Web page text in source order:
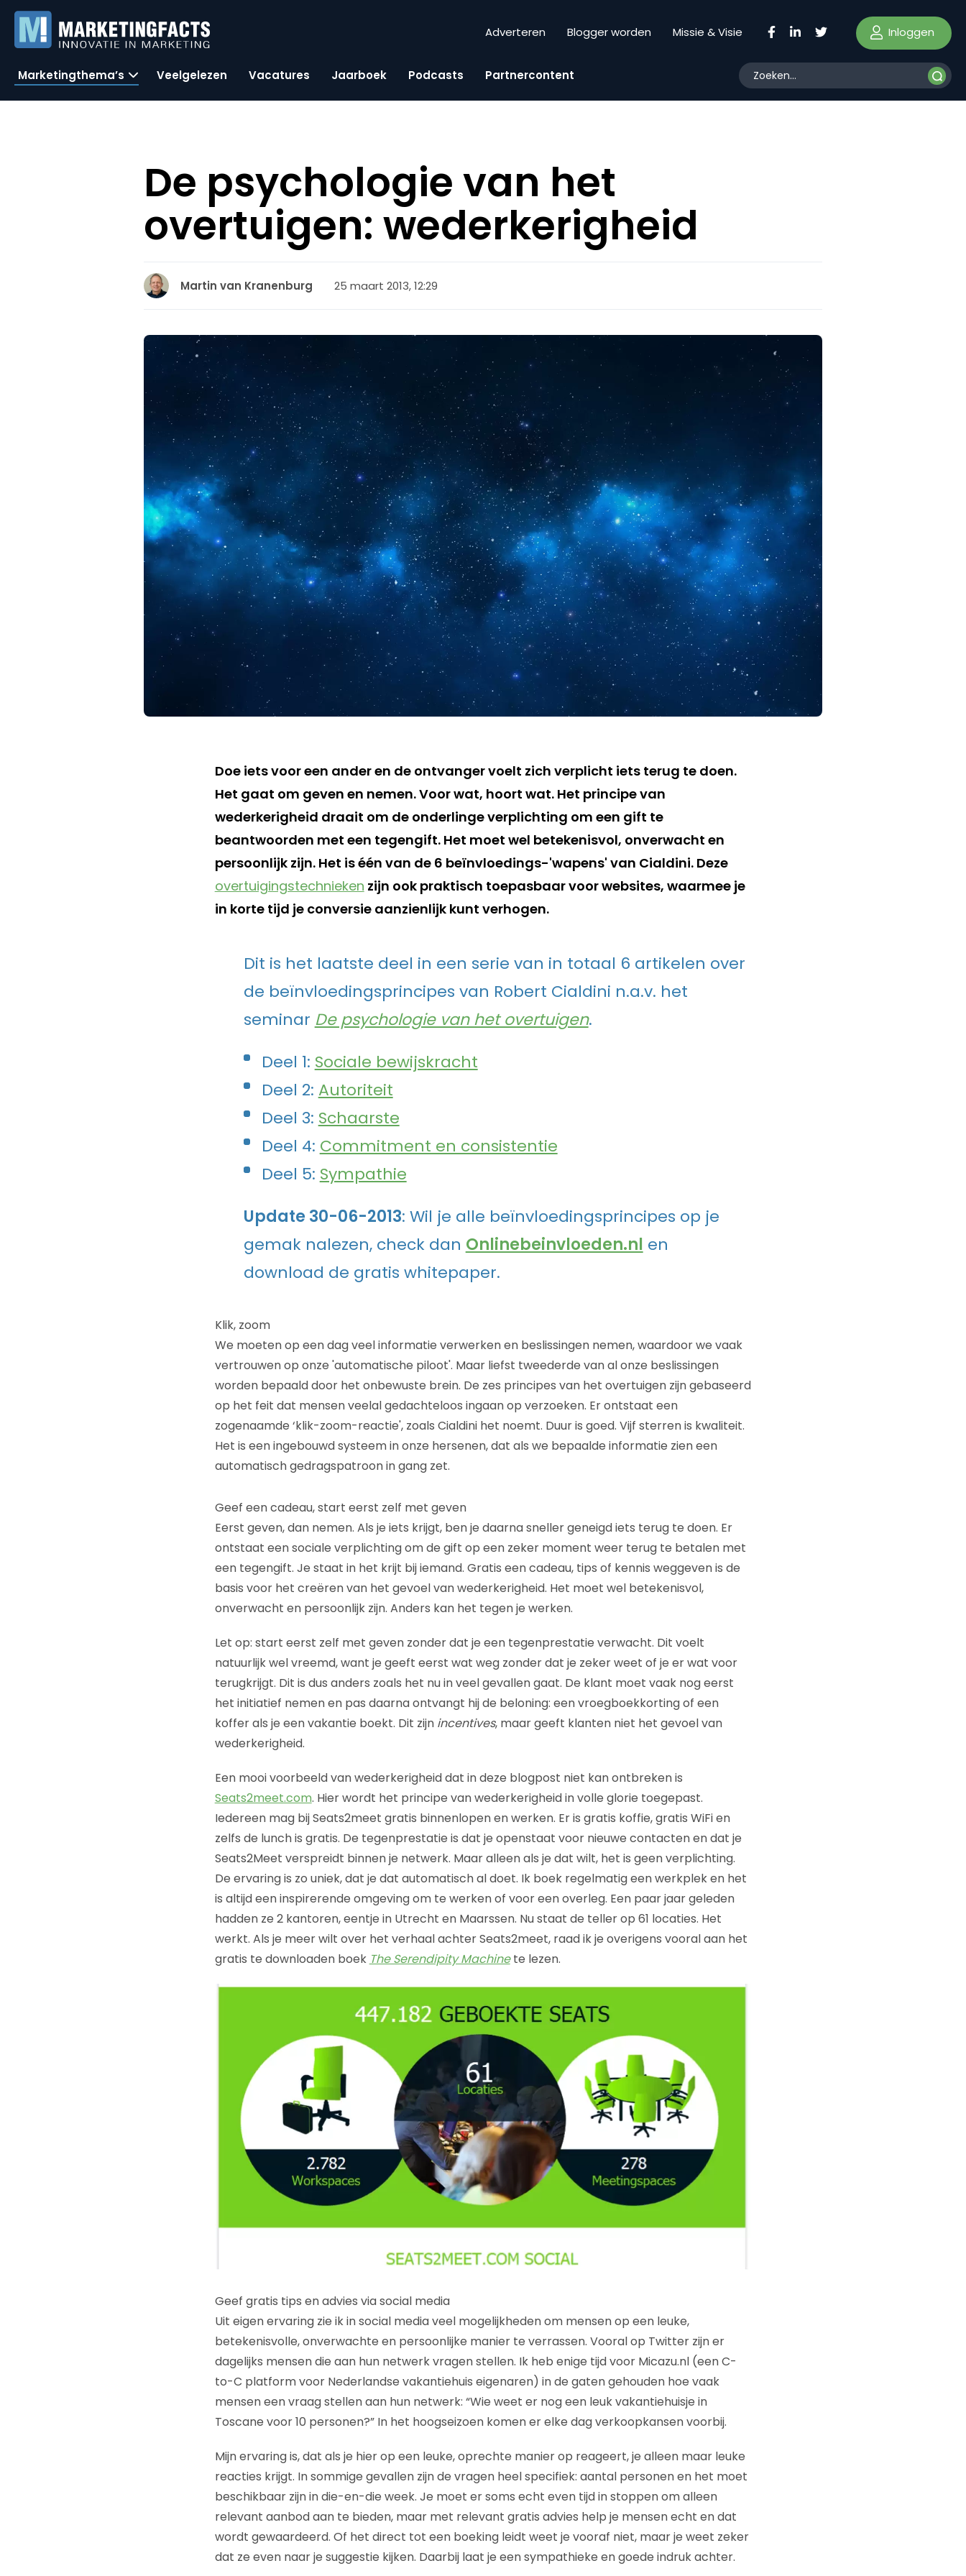
Adverteren Blogger worden Missie & Visie Inloggen
Marketingthema’s Veelgelezen Vacatures Jaarboek Podcasts Partnercontent
De psychologie van het
overtuigen: wederkerigheid
Martin van Kranenburg 25 maart 2013, 12:29
Doe iets voor een ander en de ontvanger voelt zich verplicht iets terug te doen.
Het gaat om geven en nemen. Voor wat, hoort wat. Het principe van
wederkerigheid draait om de onderlinge verplichting om een gift te
beantwoorden met een tegengift. Het moet wel betekenisvol, onverwacht en
persoonlijk zijn. Het is één van de 6 beïnvloedings-'wapens' van Cialdini. Deze
overtuigingstechnieken zijn ook praktisch toepasbaar voor websites, waarmee je
in korte tijd je conversie aanzienlijk kunt verhogen.
Dit is het laatste deel in een serie van in totaal 6 artikelen over
de beïnvloedingsprincipes van Robert Cialdini n.a.v. het
seminar De psychologie van het overtuigen.
Deel 1: Sociale bewijskracht
Deel 2: Autoriteit
Deel 3: Schaarste
Deel 4: Commitment en consistentie
Deel 5: Sympathie
Update 30-06-2013: Wil je alle beïnvloedingsprincipes op je
gemak nalezen, check dan Onlinebeinvloeden.nl en
download de gratis whitepaper.
Klik, zoom
We moeten op een dag veel informatie verwerken en beslissingen nemen, waardoor we vaak
vertrouwen op onze 'automatische piloot'. Maar liefst tweederde van al onze beslissingen
worden bepaald door het onbewuste brein. De zes principes van het overtuigen zijn gebaseerd
op het feit dat mensen veelal gedachteloos ingaan op verzoeken. Er ontstaat een
zogenaamde ‘klik-zoom-reactie', zoals Cialdini het noemt. Duur is goed. Vijf sterren is kwaliteit.
Het is een ingebouwd systeem in onze hersenen, dat als we bepaalde informatie zien een
automatisch gedragspatroon in gang zet.
Geef een cadeau, start eerst zelf met geven
Eerst geven, dan nemen. Als je iets krijgt, ben je daarna sneller geneigd iets terug te doen. Er
ontstaat een sociale verplichting om de gift op een zeker moment weer terug te betalen met
een tegengift. Je staat in het krijt bij iemand. Gratis een cadeau, tips of kennis weggeven is de
basis voor het creëren van het gevoel van wederkerigheid. Het moet wel betekenisvol,
onverwacht en persoonlijk zijn. Anders kan het tegen je werken.
Let op: start eerst zelf met geven zonder dat je een tegenprestatie verwacht. Dit voelt
natuurlijk wel vreemd, want je geeft eerst wat weg zonder dat je zeker weet of je er wat voor
terugkrijgt. Dit is dus anders zoals het nu in veel gevallen gaat. De klant moet vaak nog eerst
het initiatief nemen en pas daarna ontvangt hij de beloning: een vroegboekkorting of een
koffer als je een vakantie boekt. Dit zijn incentives, maar geeft klanten niet het gevoel van
wederkerigheid.
Een mooi voorbeeld van wederkerigheid dat in deze blogpost niet kan ontbreken is
Seats2meet.com. Hier wordt het principe van wederkerigheid in volle glorie toegepast.
Iedereen mag bij Seats2meet gratis binnenlopen en werken. Er is gratis koffie, gratis WiFi en
zelfs de lunch is gratis. De tegenprestatie is dat je openstaat voor nieuwe contacten en dat je
Seats2Meet verspreidt binnen je netwerk. Maar alleen als je dat wilt, het is geen verplichting.
De ervaring is zo uniek, dat je dat automatisch al doet. Ik boek regelmatig een werkplek en het
is altijd een inspirerende omgeving om te werken of voor een overleg. Een paar jaar geleden
hadden ze 2 kantoren, eentje in Utrecht en Maarssen. Nu staat de teller op 61 locaties. Het
werkt. Als je meer wilt over het verhaal achter Seats2meet, raad ik je overigens vooral aan het
gratis te downloaden boek The Serendipity Machinete lezen.
Geef gratis tips en advies via social media
Uit eigen ervaring zie ik in social media veel mogelijkheden om mensen op een leuke,
betekenisvolle, onverwachte en persoonlijke manier te verrassen. Vooral op Twitter zijn er
dagelijks mensen die aan hun netwerk vragen stellen. Ik heb enige tijd voor Micazu.nl (een C-
to-C platform voor Nederlandse vakantiehuis eigenaren) in de gaten gehouden hoe vaak
mensen een vraag stellen aan hun netwerk: “Wie weet er nog een leuk vakantiehuisje in
Toscane voor 10 personen?” In het hoogseizoen komen er elke dag verkoopkansen voorbij.
Mijn ervaring is, dat als je hier op een leuke, oprechte manier op reageert, je alleen maar leuke
reacties krijgt. In sommige gevallen zijn de vragen heel specifiek: aantal personen en het moet
beschikbaar zijn in die-en-die week. Je moet er soms echt even tijd in stoppen om alleen
relevant aanbod aan te bieden, maar met relevant gratis advies help je mensen echt en dat
wordt gewaardeerd. Of het direct tot een boeking leidt weet je vooraf niet, maar je weet zeker
dat ze even naar je suggestie kijken. Daarbij laat je een sympathieke en goede indruk achter.